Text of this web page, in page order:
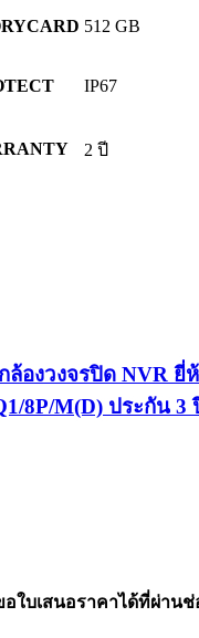
512 GB
IP67
2 ปี
ล้องวงจรปิด NVR ยี่
8P/M(D) ประกัน 3
ใบเสนอราคาได้ที่ผ่านช่